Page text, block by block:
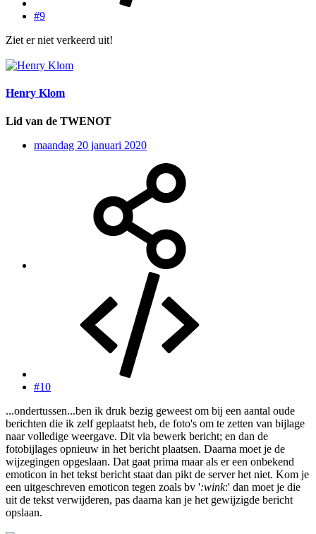
#9
Ziet er niet verkeerd uit!
Henry Klom
Lid van de TWENOT
maandag 20 januari 2020
#10
...ondertussen...ben ik druk bezig geweest om bij een aantal oude
berichten die ik zelf geplaatst heb, de foto's om te zetten van bijlage
naar volledige weergave. Dit via bewerk bericht; en dan de
fotobijlages opnieuw in het bericht plaatsen. Daarna moet je de
wijzegingen opgeslaan. Dat gaat prima maar als er een onbekend
emoticon in het tekst bericht staat dan pikt de server het niet. Kom je
een uitgeschreven emoticon tegen zoals bv ':wink:' dan moet je die
uit de tekst verwijderen, pas daarna kan je het gewijzigde bericht
opslaan.